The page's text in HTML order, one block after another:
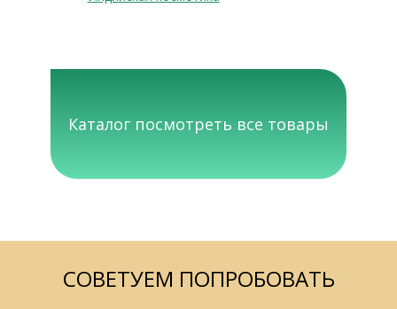
Каталог посмотреть все товары
СОВЕТУЕМ ПОПРОБОВАТЬ